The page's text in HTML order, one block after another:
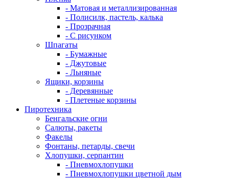
- Матовая и металлизированная
- Полисилк, пастель, калька
- Прозрачная
- С рисунком
Шпагаты
- Бумажные
- Джутовые
- Льняные
Ящики, корзины
- Деревянные
- Плетеные корзины
Пиротехника
Бенгальские огни
Салюты, ракеты
Факелы
Фонтаны, петарды, свечи
Хлопушки, серпантин
- Пневмохлопушки
- Пневмохлопушки цветной дым